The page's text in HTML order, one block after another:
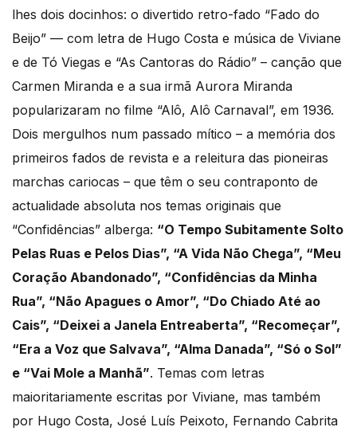
lhes dois docinhos: o divertido retro-fado “Fado do
Beijo” — com letra de Hugo Costa e música de Viviane
e de Tó Viegas e “As Cantoras do Rádio” – canção que
Carmen Miranda e a sua irmã Aurora Miranda
popularizaram no filme “Alô, Alô Carnaval”, em 1936.
Dois mergulhos num passado mítico – a memória dos
primeiros fados de revista e a releitura das pioneiras
marchas cariocas – que têm o seu contraponto de
actualidade absoluta nos temas originais que
“Confidências” alberga: “O Tempo Subitamente Solto
Pelas Ruas e Pelos Dias”, “A Vida Não Chega”, “Meu
Coração Abandonado”, “Confidências da Minha
Rua”, “Não Apagues o Amor”, “Do Chiado Até ao
Cais”, “Deixei a Janela Entreaberta”, “Recomeçar”,
“Era a Voz que Salvava”, “Alma Danada”, “Só o Sol”
e “Vai Mole a Manhã”. Temas com letras
maioritariamente escritas por Viviane, mas também
por Hugo Costa, José Luís Peixoto, Fernando Cabrita